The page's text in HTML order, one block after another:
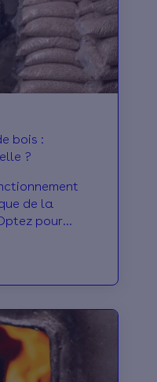
bois :
?
de la
pour